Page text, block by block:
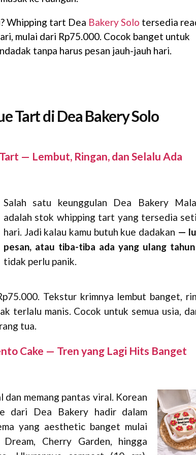
Whipping tart Dea Bakery Solo tersedia
mulai dari Rp75.000. Cocok banget untuk
tanpa harus pesan jauh-jauh hari.
Tart di Dea Bakery Solo
— Lembut, Ringan, dan Selalu Ada
Salah satu keunggulan Dea Bakery
adalah stok whipping tart yang tersedia
hari. Jadi kalau kamu butuh kue dadakan —
pesan, atau tiba-tiba ada yang ulang
tidak perlu panik.
Tekstur krimnya lembut banget,
terlalu manis. Cocok untuk semua usia,
tua.
Cake — Tren yang Lagi Hits Banget
dan memang pantas viral. Korean
dari Dea Bakery hadir dalam
yang aesthetic banget mulai
Cherry Garden, hingga